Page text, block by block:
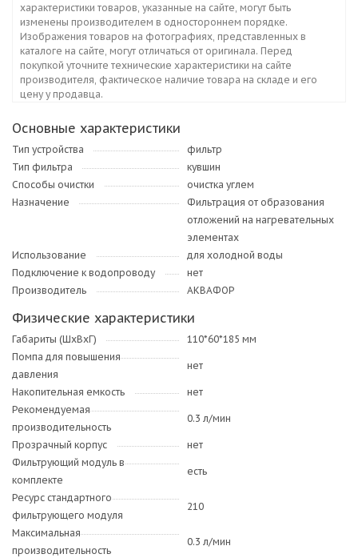
характеристики товаров, указанные на сайте, могут быть
изменены производителем в одностороннем порядке.
Изображения товаров на фотографиях, представленных в
каталоге на сайте, могут отличаться от оригинала. Перед
покупкой уточните технические характеристики на сайте
производителя, фактическое наличие товара на складе и его
цену у продавца.
Основные характеристики
Тип устройства
фильтр
Тип фильтра
кувшин
Способы очистки
очистка углем
Назначение
Фильтрация от образования
отложений на нагревательных
элементах
Использование
для холодной воды
Подключение к водопроводу
нет
Производитель
АКВАФОР
Физические характеристики
Габариты (ШхВхГ)
110*60*185 мм
Помпа для повышения
давления
нет
Накопительная емкость
нет
Рекомендуемая
производительность
0.3 л/мин
Прозрачный корпус
нет
Фильтрующий модуль в
комплекте
есть
Ресурс стандартного
фильтрующего модуля
210
Максимальная
производительность
0.3 л/мин